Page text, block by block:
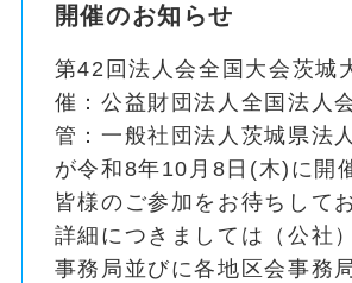
開催のお知らせ
第42回法人会全国大会茨城
催：公益財団法人全国法人
管：一般社団法人茨城県法
が令和8年10月8日(木)に開
皆様のご参加をお待ちして
詳細につきましては（公社
事務局並びに各地区会事務